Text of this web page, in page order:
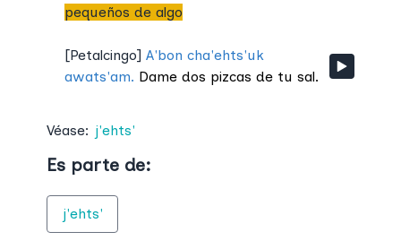
pequeños de algo
[Petalcingo] A'bon cha'ehts'uk
awats'am. Dame dos pizcas de tu sal.
Véase: j'ehts'
Es parte de:
j'ehts'